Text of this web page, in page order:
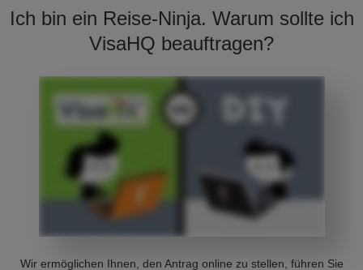
Ich bin ein Reise-Ninja. Warum sollte ich
VisaHQ beauftragen?
Wir ermöglichen Ihnen, den Antrag online zu stellen, führen Sie